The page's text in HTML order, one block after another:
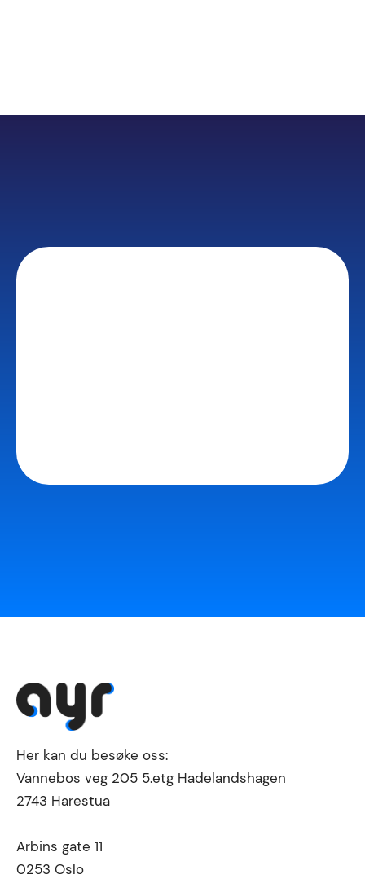
Her kan du besøke oss:
Vannebos veg 205 5.etg Hadelandshagen
2743 Harestua
Arbins gate 11
0253 Oslo